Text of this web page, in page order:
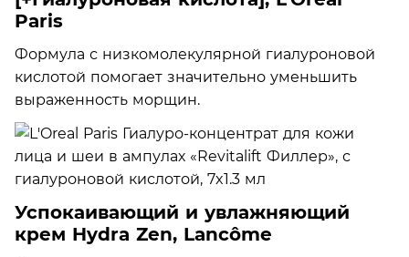
Paris
Формула с низкомолекулярной гиалуроновой
кислотой помогает значительно уменьшить
выраженность морщин.
Успокаивающий и увлажняющий
крем Hydra Zen, Lancôme